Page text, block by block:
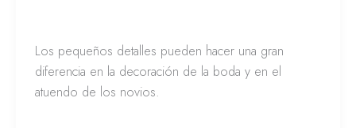
Los pequeños detalles pueden hacer una gran
diferencia en la decoración de la boda y en el
atuendo de los novios.